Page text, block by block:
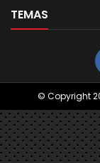
TEMAS
© Copyright